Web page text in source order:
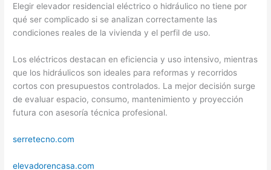
Elegir elevador residencial eléctrico o hidráulico no tiene por
qué ser complicado si se analizan correctamente las
condiciones reales de la vivienda y el perfil de uso.
Los eléctricos destacan en eficiencia y uso intensivo, mientras
que los hidráulicos son ideales para reformas y recorridos
cortos con presupuestos controlados. La mejor decisión surge
de evaluar espacio, consumo, mantenimiento y proyección
futura con asesoría técnica profesional.
serretecno.com
elevadorencasa.com